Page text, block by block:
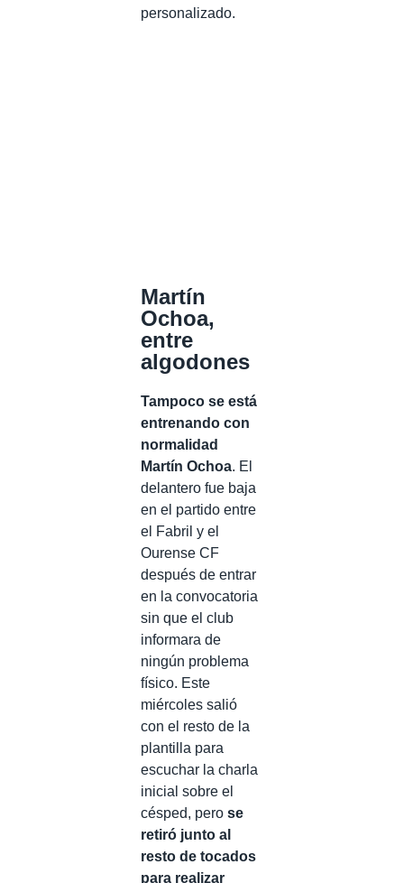
personalizado.
Martín
Ochoa,
entre
algodones
Tampoco se está
entrenando con
normalidad
Martín Ochoa. El
delantero fue baja
en el partido entre
el Fabril y el
Ourense CF
después de entrar
en la convocatoria
sin que el club
informara de
ningún problema
físico. Este
miércoles salió
con el resto de la
plantilla para
escuchar la charla
inicial sobre el
césped, pero se
retiró junto al
resto de tocados
para realizar